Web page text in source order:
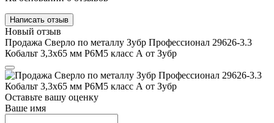
Написать отзыв
Новый отзыв
Продажа Сверло по металлу Зубр Профессионал 29626-3.3
Кобальт 3,3х65 мм Р6М5 класс А от Зубр
Оставьте вашу оценку
Ваше имя